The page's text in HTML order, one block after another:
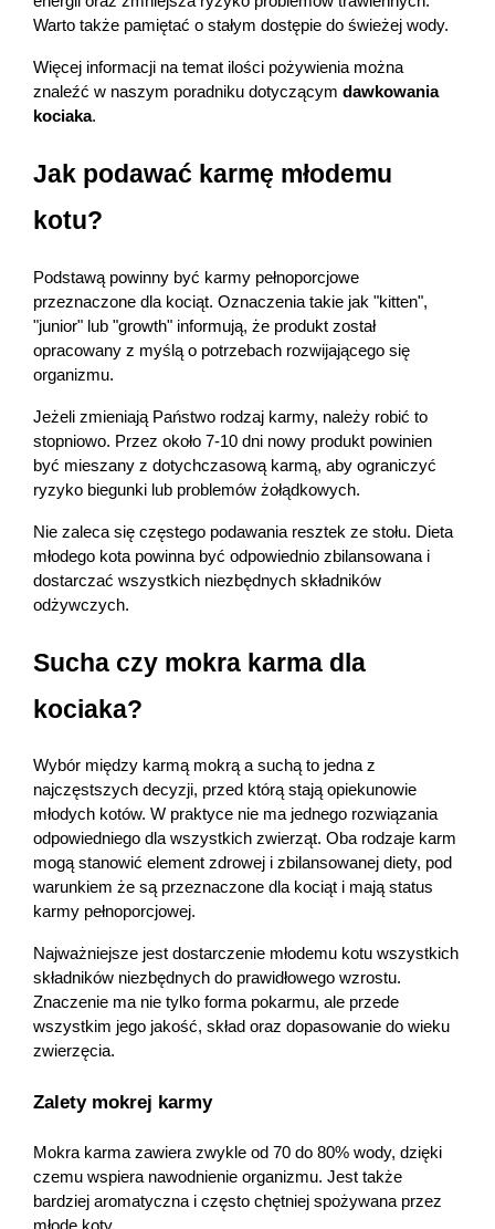
Korzystamy z plików cookies w celu
dostosowania zawartości serwisu do Twoich
preferencji. Więcej informacji znajdziesz w
naszejpolityce prywatności. Możesz określić
warunki przechowywania lub dostępu do
"Ustawienia" lub możesz zaakceptować
ustawienia wszystkich cookies klikając
AKCEPTUJĘ WSZYSTKIE
Warto także pamiętać o stałym dostępie do świeżej wody.
Więcej informacji na temat ilości pożywienia można
znaleźć w naszym poradniku dotyczącym dawkowania
kociaka.
Jak podawać karmę młodemu
kotu?
Podstawą powinny być karmy pełnoporcjowe
przeznaczone dla kociąt. Oznaczenia takie jak "kitten",
"junior" lub "growth" informują, że produkt został
opracowany z myślą o potrzebach rozwijającego się
organizmu.
Jeżeli zmieniają Państwo rodzaj karmy, należy robić to
stopniowo. Przez około 7-10 dni nowy produkt powinien
być mieszany z dotychczasową karmą, aby ograniczyć
ryzyko biegunki lub problemów żołądkowych.
Nie zaleca się częstego podawania resztek ze stołu. Dieta
młodego kota powinna być odpowiednio zbilansowana i
dostarczać wszystkich niezbędnych składników
odżywczych.
Sucha czy mokra karma dla
kociaka?
Wybór między karmą mokrą a suchą to jedna z
najczęstszych decyzji, przed którą stają opiekunowie
młodych kotów. W praktyce nie ma jednego rozwiązania
odpowiedniego dla wszystkich zwierząt. Oba rodzaje karm
mogą stanowić element zdrowej i zbilansowanej diety, pod
warunkiem że są przeznaczone dla kociąt i mają status
karmy pełnoporcjowej.
Najważniejsze jest dostarczenie młodemu kotu wszystkich
składników niezbędnych do prawidłowego wzrostu.
Znaczenie ma nie tylko forma pokarmu, ale przede
wszystkim jego jakość, skład oraz dopasowanie do wieku
zwierzęcia.
Zalety mokrej karmy
Mokra karma zawiera zwykle od 70 do 80% wody, dzięki
czemu wspiera nawodnienie organizmu. Jest także
bardziej aromatyczna i często chętniej spożywana przez